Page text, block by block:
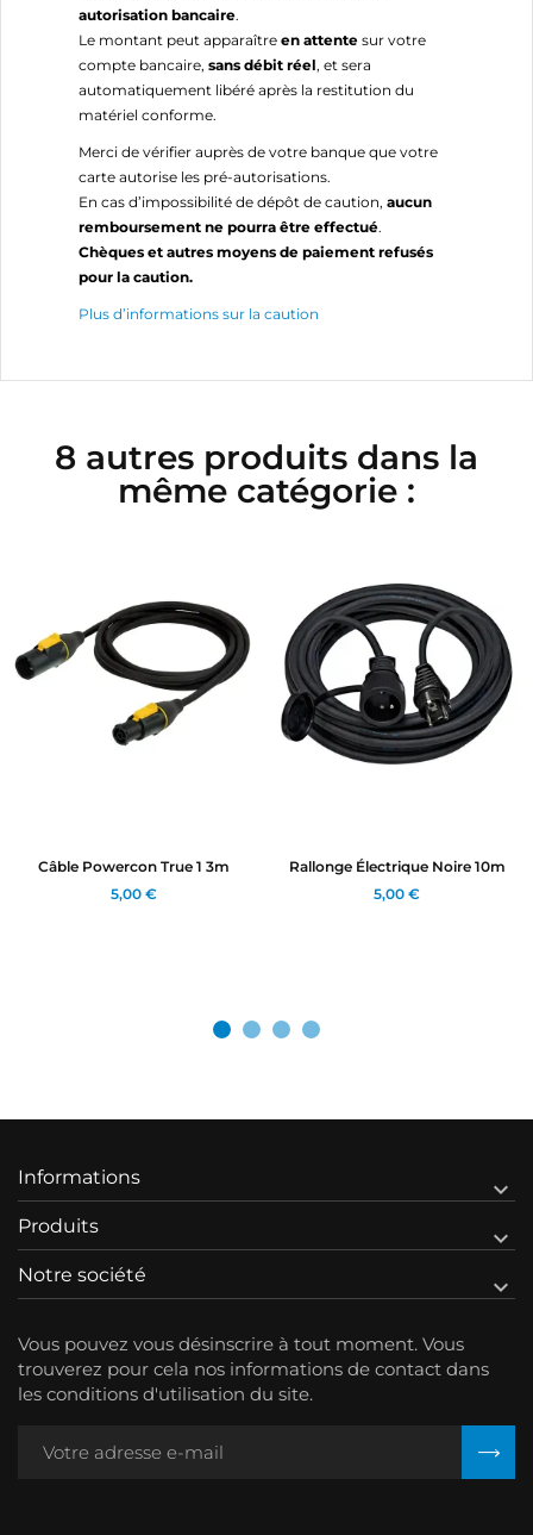
autorisation bancaire.
Le montant peut apparaître en attente sur votre
compte bancaire, sans débit réel, et sera
automatiquement libéré après la restitution du
matériel conforme.
Merci de vérifier auprès de votre banque que votre
carte autorise les pré-autorisations.
En cas d’impossibilité de dépôt de caution, aucun
remboursement ne pourra être effectué.
Chèques et autres moyens de paiement refusés
pour la caution.
Plus d’informations sur la caution
8 autres produits dans la
même catégorie :
Câble Powercon True 1 3m
5,00 €
Rallonge Électrique Noire 10m
5,00 €
Informations 
Produits 
Notre société 
Vous pouvez vous désinscrire à tout moment. Vous
trouverez pour cela nos informations de contact dans
les conditions d'utilisation du site.